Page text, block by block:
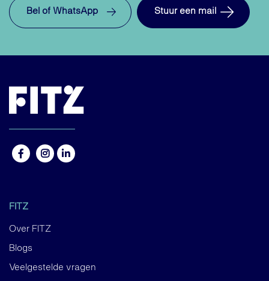
Bel of WhatsApp Stuur een mail
FITZ
Over FITZ
Blogs
Veelgestelde vragen